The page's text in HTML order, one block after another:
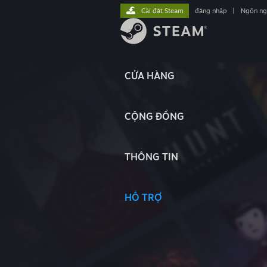
CỬA HÀNG
CỘNG ĐỒNG
THÔNG TIN
HỖ TRỢ
Cài đặt Steam đăng nhập Ngôn